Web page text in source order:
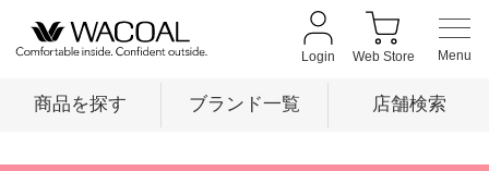
Login Web Store
商品を探す ブランド一覧 店舗検索